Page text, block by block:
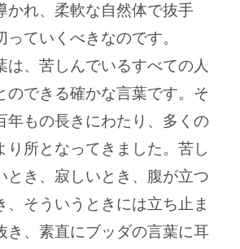
かれ、柔軟な自然体で抜手
っていくべきなのです。
、苦しんでいるすべての人
のできる確かな言葉です。そ
年もの長きにわたり、多くの
り所となってきました。苦し
とき、寂しいとき、腹が立つ
、そういうときには立ち止ま
き、素直にブッダの言葉に耳